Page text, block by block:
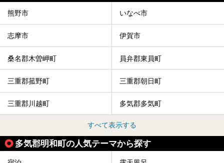
熊野市 いなべ市
志摩市 伊賀市
桑名郡木曽岬町 員弁郡東員町
三重郡菰野町 三重郡朝日町
三重郡川越町 多気郡多気町
すべて表示する
多気郡明和町の人気テーマから探す